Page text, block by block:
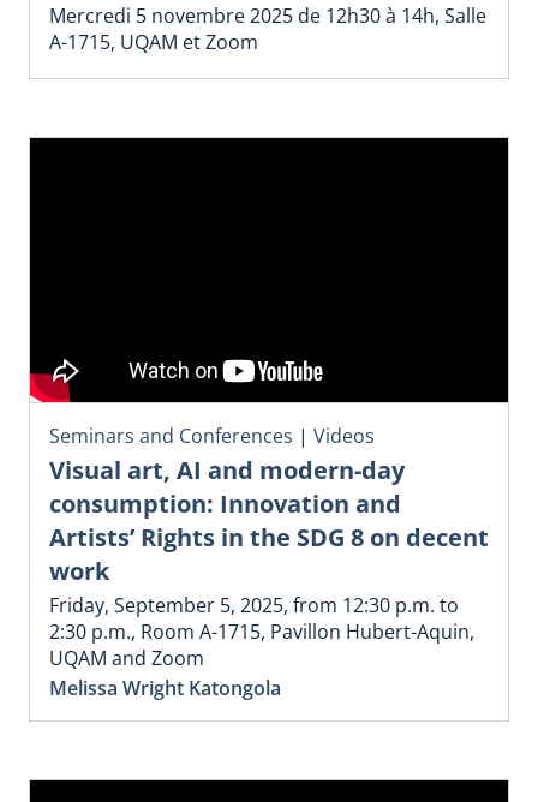
Mercredi 5 novembre 2025 de 12h30 à 14h, Salle
A-1715, UQAM et Zoom
Seminars and Conferences | Videos
Visual art, AI and modern-day
consumption: Innovation and
Artists’ Rights in the SDG 8 on decent
work
Friday, September 5, 2025, from 12:30 p.m. to
2:30 p.m., Room A-1715, Pavillon Hubert-Aquin,
UQAM and Zoom
Melissa Wright Katongola